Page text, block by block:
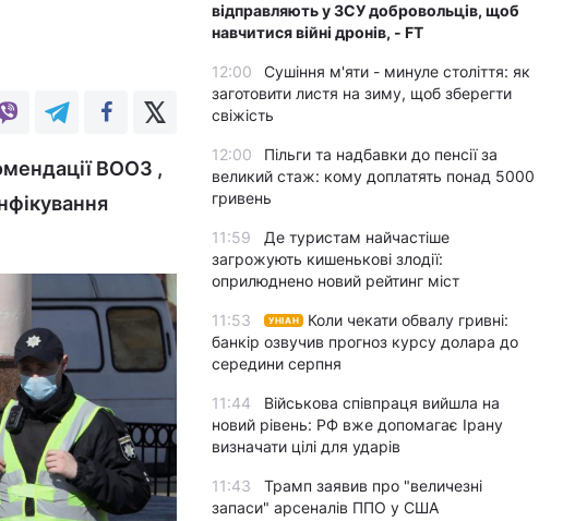
ВООЗ ,
відправляють у ЗСУ добровольців, щоб
навчитися війні дронів, - FT
12:00
Сушіння м'яти - минуле століття: як
заготовити листя на зиму, щоб зберегти
свіжість
12:00
Пільги та надбавки до пенсії за
великий стаж: кому доплатять понад 5000
гривень
11:59
Де туристам найчастіше
загрожують кишенькові злодії:
оприлюднено новий рейтинг міст
11:53 УНІАН
Коли чекати обвалу гривні:
банкір озвучив прогноз курсу долара до
середини серпня
11:44
Військова співпраця вийшла на
новий рівень: РФ вже допомагає Ірану
визначати цілі для ударів
11:43
Трамп заявив про "величезні
запаси" арсеналів ППО у США